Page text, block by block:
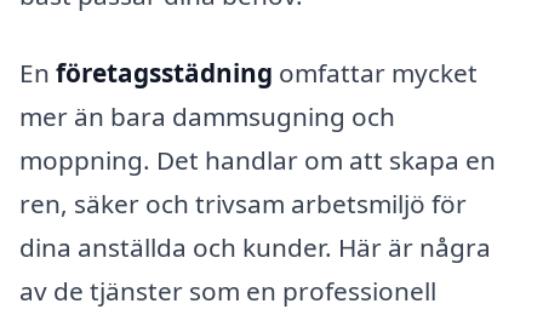
En företagsstädning omfattar mycket
mer än bara dammsugning och
moppning. Det handlar om att skapa en
ren, säker och trivsam arbetsmiljö för
dina anställda och kunder. Här är några
av de tjänster som en professionell